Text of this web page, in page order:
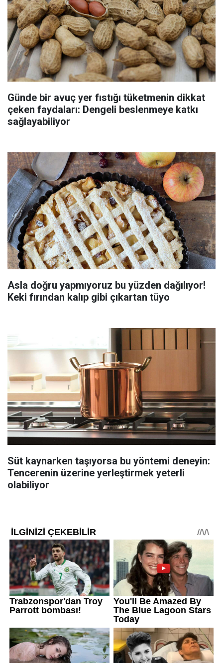
Günde bir avuç yer fıstığı tüketmenin dikkat
çeken faydaları: Dengeli beslenmeye katkı
sağlayabiliyor
Asla doğru yapmıyoruz bu yüzden dağılıyor!
Keki fırından kalıp gibi çıkartan tüyo
Süt kaynarken taşıyorsa bu yöntemi deneyin:
Tencerenin üzerine yerleştirmek yeterli
olabiliyor